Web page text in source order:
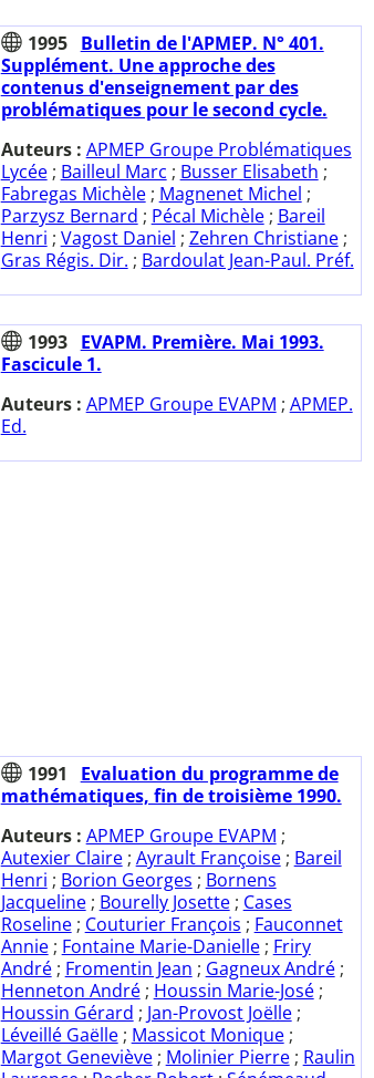
1995
Bulletin de l'APMEP. N° 401.
Supplément. Une approche des
contenus d'enseignement par des
problématiques pour le second cycle.
Auteurs : APMEP Groupe Problématiques
Lycée; Bailleul Marc ; Busser Elisabeth ;
Fabregas Michèle; Magnenet Michel ;
Parzysz Bernard ; Pécal Michèle; Bareil
Henri ; Vagost Daniel ; Zehren Christiane;
Gras Régis. Dir. ; Bardoulat Jean-Paul. Préf.
1993
EVAPM. Première. Mai 1993.
Fascicule 1.
Auteurs : APMEP Groupe EVAPM ; APMEP.
Ed.
1991
Evaluation du programme de
mathématiques, fin de troisième 1990.
Auteurs : APMEP Groupe EVAPM ;
Autexier Claire; Ayrault Françoise; Bareil
Henri ; Borion Georges ; Bornens
Jacqueline; Bourelly Josette; Cases
Roseline; Couturier François ; Fauconnet
Annie; Fontaine Marie-Danielle; Friry
André; Fromentin Jean ; Gagneux André;
Henneton André; Houssin Marie-José;
Houssin Gérard ; Jan-Provost Joëlle;
Léveillé Gaëlle; Massicot Monique;
Margot Geneviève; Molinier Pierre; Raulin